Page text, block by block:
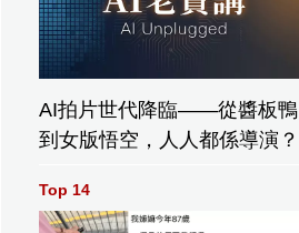
AI拍片世代降臨——從醬板鴨
到女版悟空，人人都係導演？
Top 14